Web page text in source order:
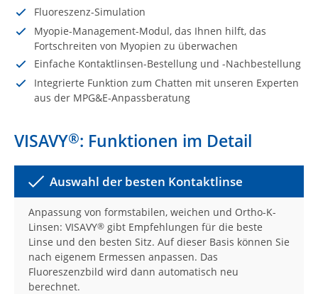
Fluoreszenz-Simulation
Myopie-Management-Modul, das Ihnen hilft, das
Fortschreiten von Myopien zu überwachen
Einfache Kontaktlinsen-Bestellung und -Nachbestellung
Integrierte Funktion zum Chatten mit unseren Experten
aus der MPG&E-Anpassberatung
VISAVY®: Funktionen im Detail
Auswahl der besten Kontaktlinse
Anpassung von formstabilen, weichen und Ortho-K-
Linsen: VISAVY® gibt Empfehlungen für die beste
Linse und den besten Sitz. Auf dieser Basis können Sie
nach eigenem Ermessen anpassen. Das
Fluoreszenzbild wird dann automatisch neu
berechnet.